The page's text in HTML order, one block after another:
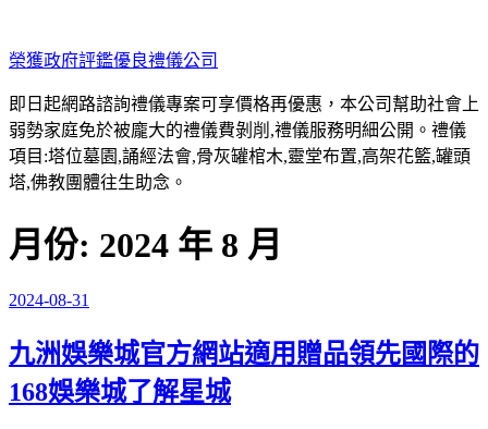
至
主
要
內
容
榮獲政府評鑑優良禮儀公司
即日起網路諮詢禮儀專案可享價格再優惠，本公司幫助社會上
弱勢家庭免於被龐大的禮儀費剝削,禮儀服務明細公開。禮儀
項目:塔位墓園,誦經法會,骨灰罐棺木,靈堂布置,高架花籃,罐頭
塔,佛教團體往生助念。
月份: 2024 年 8 月
發
於
2024-08-31
九洲娛樂城官方網站適用贈品領先國際的
168娛樂城了解星城